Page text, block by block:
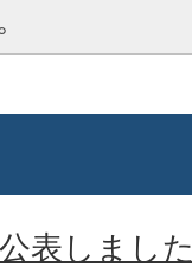
表しまし